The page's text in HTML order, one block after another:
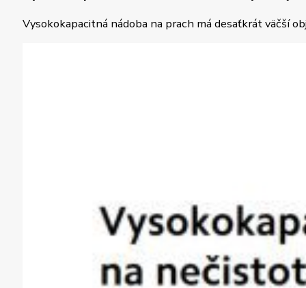
Vysokokapacitná nádoba na prach má desaťkrát väčší